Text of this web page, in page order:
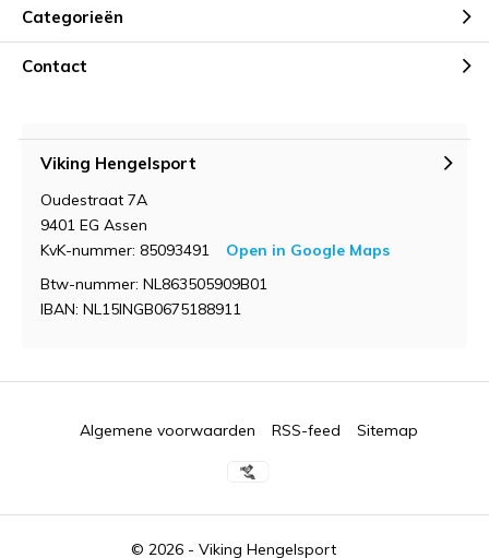
Categorieën
Contact
Viking Hengelsport
Oudestraat 7A
9401 EG Assen
KvK-nummer: 85093491
Open in Google Maps
Btw-nummer: NL863505909B01
IBAN: NL15INGB0675188911
© 2026 - Viking Hengelsport
Algemene voorwaarden RSS-feed Sitemap